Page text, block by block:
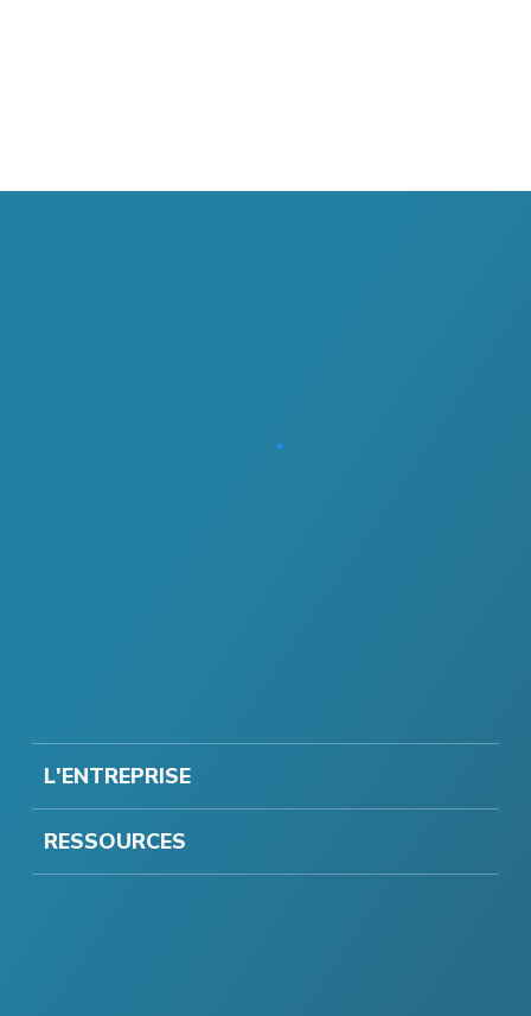
L'ENTREPRISE
RESSOURCES